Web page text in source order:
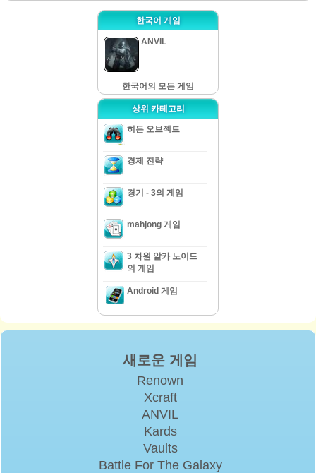
한국어 게임
ANVIL
한국어의 모든 게임
상위 카테고리
히든 오브젝트
경제 전략
경기 - 3의 게임
mahjong 게임
3 차원 알카 노이드
의 게임
Android 게임
새로운 게임
Renown
Xcraft
ANVIL
Kards
Vaults
Battle For The Galaxy